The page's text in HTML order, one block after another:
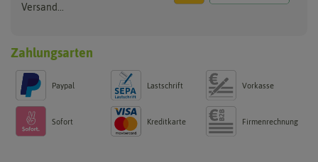
Versand...
Zahlungsarten
Paypal Lastschrift Vorkasse
Sofort Kreditkarte Firmenrechnung